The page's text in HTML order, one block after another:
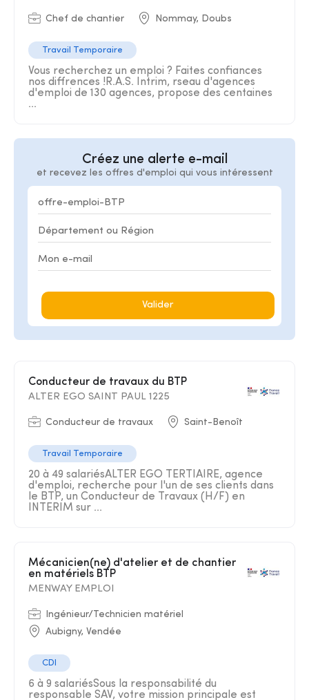
Chef de chantier Nommay, Doubs
Travail Temporaire
Vous recherchez un emploi ? Faites confiances
nos diffrences !R.A.S. Intrim, rseau d'agences
d'emploi de 130 agences, propose des centaines
...
Créez une alerte e-mail
et recevez les offres d'emploi qui vous intéressent
Valider
Conducteur de travaux du BTP
ALTER EGO SAINT PAUL 1225
Conducteur de travaux Saint-Benoît
Travail Temporaire
20 à 49 salariésALTER EGO TERTIAIRE, agence
d'emploi, recherche pour l'un de ses clients dans
le BTP, un Conducteur de Travaux (H/F) en
INTERIM sur ...
Mécanicien(ne) d'atelier et de chantier
en matériels BTP
MENWAY EMPLOI
Ingénieur/Technicien matériel
Aubigny, Vendée
CDI
6 à 9 salariésSous la responsabilité du
responsable SAV, votre mission principale est